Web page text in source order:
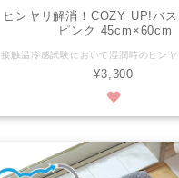
ヒンヤリ解消！COZY UP!バ
ピンク 45cm×60cm
¥3,300